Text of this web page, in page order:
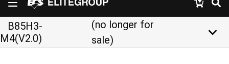
B85H3-
M4(V2.0)
(no longer for
sale)
keyboard_arrow_down